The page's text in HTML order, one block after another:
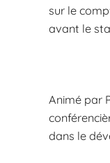
sur le
avant le
Animé par
dans le